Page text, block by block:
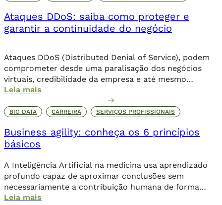
Ataques DDoS: saiba como proteger e
garantir a continuidade do negócio
Ataques DDoS (Distributed Denial of Service), podem
comprometer desde uma paralisação dos negócios
virtuais, credibilidade da empresa e até mesmo
corromper dados importantes da companhia. Além de
comprometer o seu posicionamento no ambiente
online, os danos podem ser irreparáveis. Alguns dos
de dados através de um ransomware, que […]
Leia mais
BIG DATA CARREIRA SERVIÇOS PROFISSIONAIS
Business agility: conheça os 6 princípios
básicos
A Inteligência Artificial na medicina usa aprendizado
profundo capaz de aproximar conclusões sem
necessariamente a contribuição humana de forma
direta.
Leia mais